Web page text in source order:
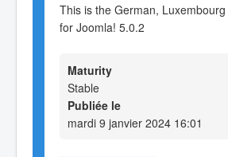
This is the German,
for Joomla! 5.0.2
Maturity
Stable
Publiée le
mardi 9 janvier 2024 16:01